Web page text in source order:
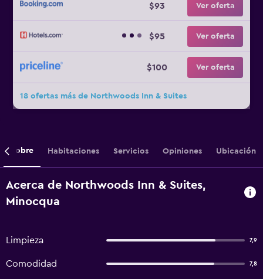
$93 Ver oferta
$95 Ver oferta
$100 Ver oferta
18 ofertas más de Northwoods Inn & Suites
Sobre Habitaciones Servicios Opiniones Ubicación
Acerca de Northwoods Inn & Suites,
Minocqua
Limpieza 7,9
Comodidad 7,8